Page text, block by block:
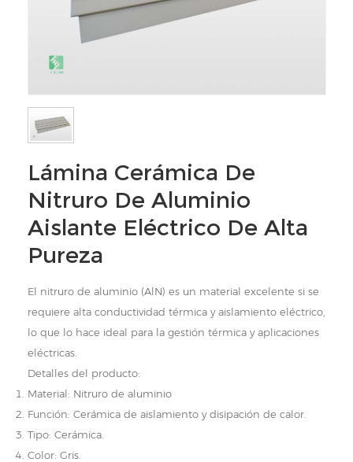
Lámina Cerámica De
Nitruro De Aluminio
Aislante Eléctrico De Alta
Pureza
El nitruro de aluminio (AlN) es un material excelente si se
requiere alta conductividad térmica y aislamiento eléctrico,
lo que lo hace ideal para la gestión térmica y aplicaciones
eléctricas.
Detalles del producto:
Material: Nitruro de aluminio
Función: Cerámica de aislamiento y disipación de calor.
Tipo: Cerámica.
Color: Gris.